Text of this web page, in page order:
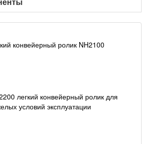
конвейерный ролик NH2100
легкий конвейерный ролик для
условий эксплуатации